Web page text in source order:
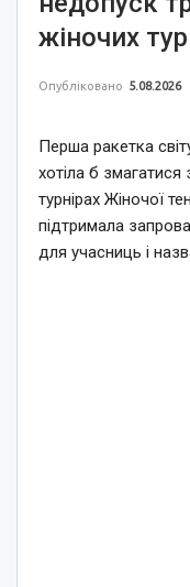
жіночих
Опубліковано 5.08.2026
Перша ракетка
хотіла б
турнірах Жіночої
підтримала
для учасниць і